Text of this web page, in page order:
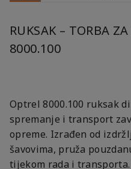
RUKSAK – TORBA
8000.100
Optrel 8000.100 ruksak
spremanje i transport
opreme. Izrađen od
šavovima, pruža
tijekom rada i